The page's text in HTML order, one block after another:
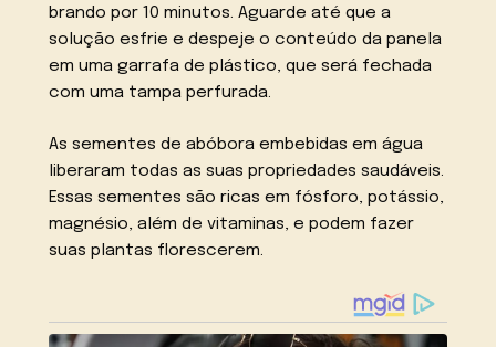
brando por 10 minutos. Aguarde até que a
solução esfrie e despeje o conteúdo da panela
em uma garrafa de plástico, que será fechada
com uma tampa perfurada.
As sementes de abóbora embebidas em água
liberaram todas as suas propriedades saudáveis.
Essas sementes são ricas em fósforo, potássio,
magnésio, além de vitaminas, e podem fazer
suas plantas florescerem.